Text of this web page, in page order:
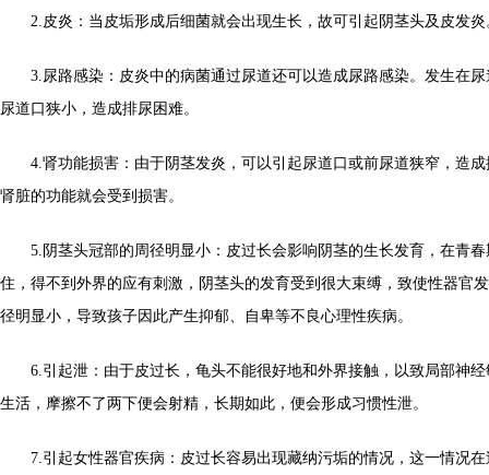
2.皮炎：当皮垢形成后细菌就会出现生长，故可引起阴茎头及皮发炎
3.尿路感染：皮炎中的病菌通过尿道还可以造成尿路感染。发生在尿
尿道口狭小，造成排尿困难。
4.肾功能损害：由于阴茎发炎，可以引起尿道口或前尿道狭窄，造成
肾脏的功能就会受到损害。
5.阴茎头冠部的周径明显小：皮过长会影响阴茎的生长发育，在青春
住，得不到外界的应有刺激，阴茎头的发育受到很大束缚，致使性器官
径明显小，导致孩子因此产生抑郁、自卑等不良心理性疾病。
6.引起泄：由于皮过长，龟头不能很好地和外界接触，以致局部神经
生活，摩擦不了两下便会射精，长期如此，便会形成习惯性泄。
7.引起女性器官疾病：皮过长容易出现藏纳污垢的情况，这一情况在